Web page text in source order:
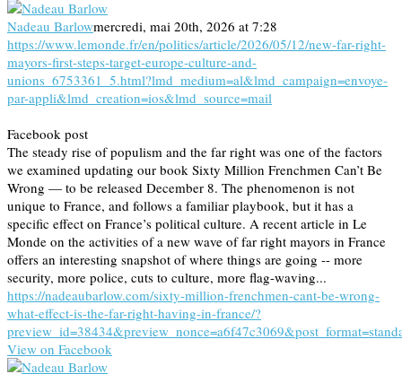
Nadeau Barlowmercredi, mai 20th, 2026 at 7:28
https://www.lemonde.fr/en/politics/article/2026/05/12/new-far-right-
mayors-first-steps-target-europe-culture-and-
unions_6753361_5.html?lmd_medium=al&lmd_campaign=envoye-
par-appli&lmd_creation=ios&lmd_source=mail
Facebook post
The steady rise of populism and the far right was one of the factors
we examined updating our book Sixty Million Frenchmen Can’t Be
Wrong — to be released December 8. The phenomenon is not
unique to France, and follows a familiar playbook, but it has a
specific effect on France’s political culture. A recent article in Le
Monde on the activities of a new wave of far right mayors in France
offers an interesting snapshot of where things are going -- more
security, more police, cuts to culture, more flag-waving...
https://nadeaubarlow.com/sixty-million-frenchmen-cant-be-wrong-
what-effect-is-the-far-right-having-in-france/?
View on Facebook